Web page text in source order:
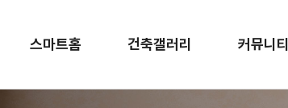
스마트홈 건축갤러리 커뮤니티